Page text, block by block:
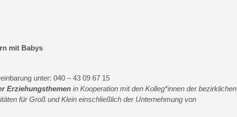
mit Babys
unter: 040 – 43 09 67 15
Erziehungsthemen in Kooperation mit den Kolleg*innen der bezirklichen
für Groß und Klein einschließlich der Unternehmung von